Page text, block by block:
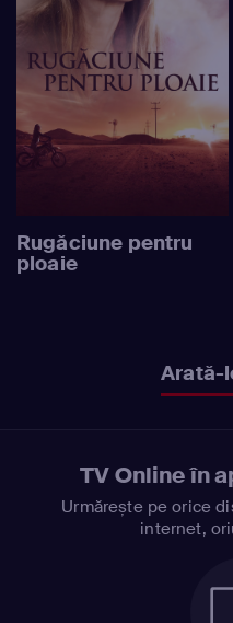
Rugăciune pentru
ploaie
Arată-
TV Online în
Urmărește pe orice
internet,